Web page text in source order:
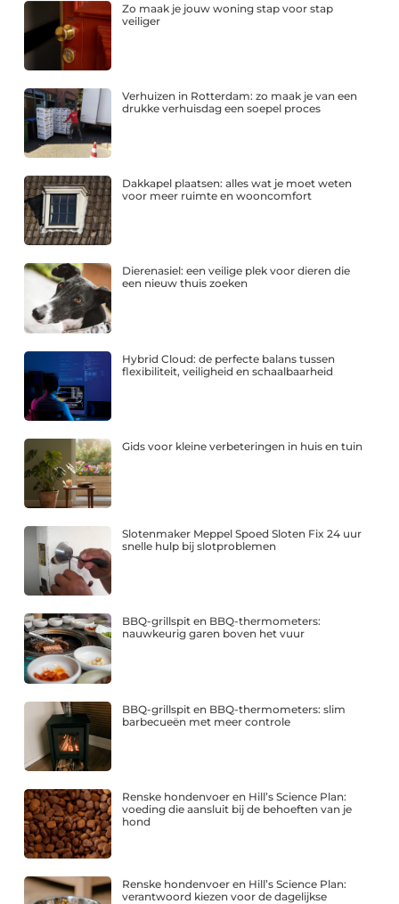
Zo maak je jouw woning stap voor stap
veiliger
Verhuizen in Rotterdam: zo maak je van een
drukke verhuisdag een soepel proces
Dakkapel plaatsen: alles wat je moet weten
voor meer ruimte en wooncomfort
Dierenasiel: een veilige plek voor dieren die
een nieuw thuis zoeken
Hybrid Cloud: de perfecte balans tussen
flexibiliteit, veiligheid en schaalbaarheid
Gids voor kleine verbeteringen in huis en tuin
Slotenmaker Meppel Spoed Sloten Fix 24 uur
snelle hulp bij slotproblemen
BBQ-grillspit en BBQ-thermometers:
nauwkeurig garen boven het vuur
BBQ-grillspit en BBQ-thermometers: slim
barbecueën met meer controle
Renske hondenvoer en Hill’s Science Plan:
voeding die aansluit bij de behoeften van je
hond
Renske hondenvoer en Hill’s Science Plan:
verantwoord kiezen voor de dagelijkse